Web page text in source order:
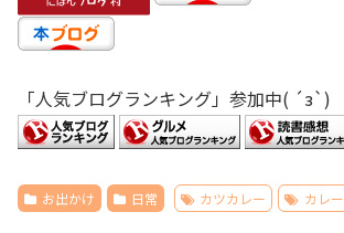
「人気ブログランキング」参加中( ´з`)
お出かけ 日常 カツカレー カレー